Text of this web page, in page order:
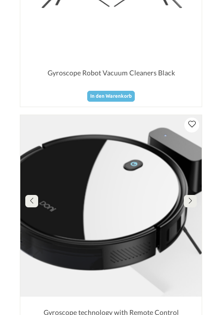
Gyroscope Robot Vacuum Cleaners Black
In den Warenkorb
Gyroscope technology with Remote Control